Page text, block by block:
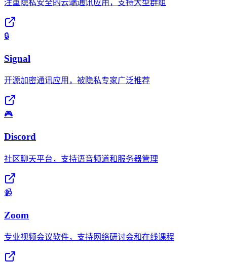
注重隐私安全的云端通讯应用，支持大型群组
🔒
Signal
开源加密通讯应用，被隐私专家广泛推荐
🎮
Discord
社区聊天平台，支持语音频道和服务器管理
📹
Zoom
专业视频会议软件，支持网络研讨会和在线课程